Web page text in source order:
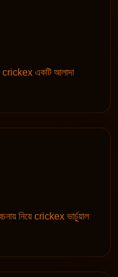
crickex একটি আলাদা
নিয়ে crickex ভার্চুয়াল